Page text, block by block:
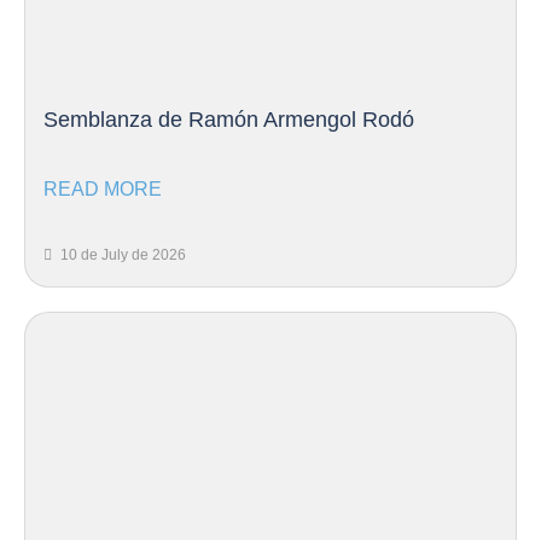
Semblanza de Ramón Armengol Rodó
READ MORE
10 de July de 2026